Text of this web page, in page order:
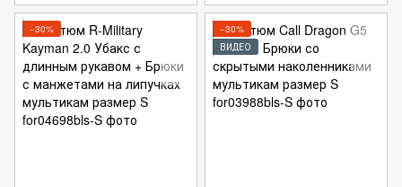
−30%
−30%
ВИДЕО